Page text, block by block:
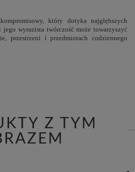
który dotyka najgłębszych
wyrazista twórczość może towarzyszyć
przestrzeni i przedmiotach codziennego
Z TYM